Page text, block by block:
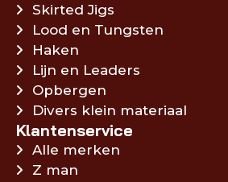
Skirted Jigs
Lood en Tungsten
Haken
Lijn en Leaders
Opbergen
Divers klein materiaal
Klantenservice
Alle merken
Z man